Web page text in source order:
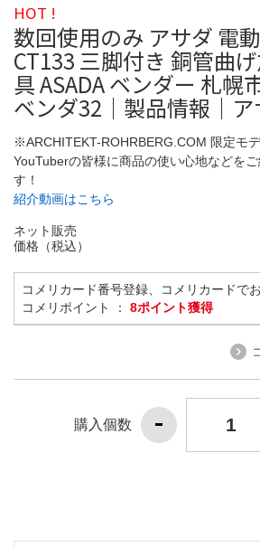
HOT !
数回使用のみ アサダ 電
CT133 三脚付き 銅管曲
具 ASADA ベンダー 札幌
ベンダ32｜製品情報｜
※ARCHITEKT-ROHRBERG.COM 限定モ
YouTuberの皆様に商品の使い心地などを
す！
紹介動画はこちら
ネット販売
価格（税込）
コメリカード番号登録、コメリカードで
コメリポイント ： 8ポイント獲得
購入個数